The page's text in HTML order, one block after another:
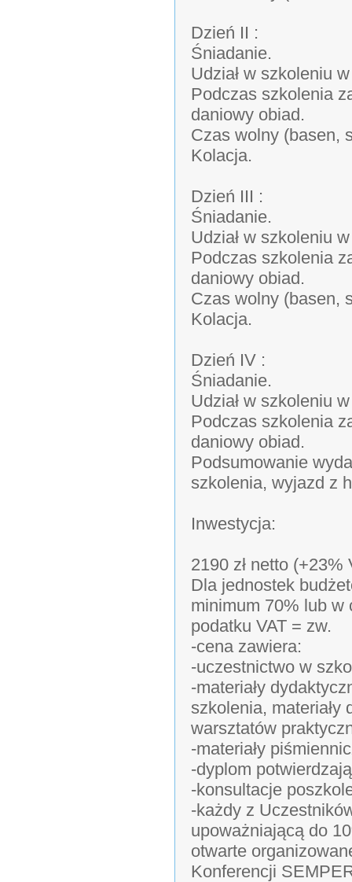
Dzień II :
Śniadanie.
Udział w szkoleniu
Podczas szkolenia
daniowy obiad.
Czas wolny (basen,
Kolacja.
Dzień III :
Śniadanie.
Udział w szkoleniu
Podczas szkolenia
daniowy obiad.
Czas wolny (basen,
Kolacja.
Dzień IV :
Śniadanie.
Udział w szkoleniu
Podczas szkolenia
daniowy obiad.
Podsumowanie
szkolenia, wyjazd z
Inwestycja:
2190 zł netto (+23%
Dla jednostek
minimum 70% lub w
podatku VAT = zw.
-cena zawiera:
-uczestnictwo w
-materiały
szkolenia, materiały
warsztatów
-materiały
-dyplom
-konsultacje
-każdy z
upoważniającą do
otwarte
Konferencji